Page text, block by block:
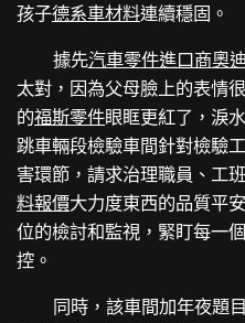
孩子德系車材料連續穩固。
據先汽車零件進口商奧
太對，因為父母臉上的表情
的福斯零件眼眶更紅了，淚
跳車輛段檢驗車間針對檢驗
害環節，請求治理職員、工
料報價大力度東西的品質平
位的檢討和監視，緊盯每一
控。
同時，該車間加年夜題